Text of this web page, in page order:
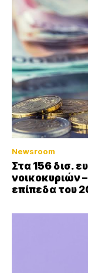
Newsroom
Στα 156 δισ.
νοικοκυριών
επίπεδα του